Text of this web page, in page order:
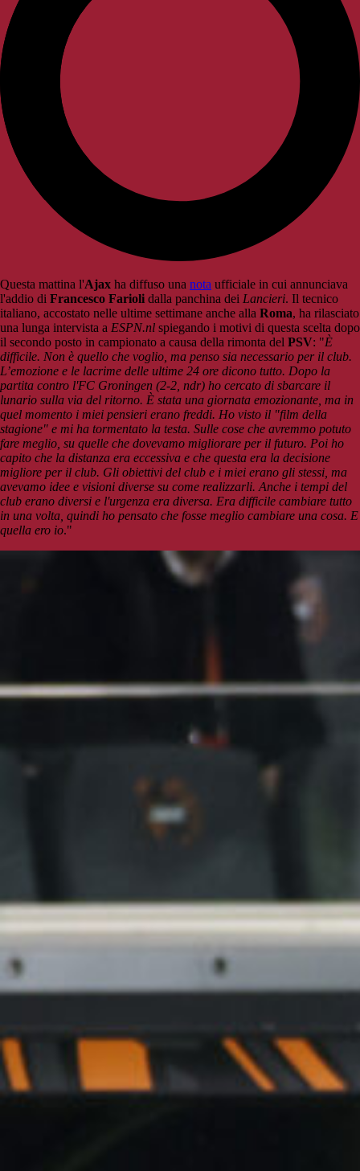
Questa mattina l'Ajax ha diffuso una nota ufficiale in cui annunciava
l'addio di Francesco Farioli dalla panchina dei Lancieri. Il tecnico
italiano, accostato nelle ultime settimane anche alla Roma, ha rilasciato
una lunga intervista a ESPN.nl spiegando i motivi di questa scelta dopo
il secondo posto in campionato a causa della rimonta del PSV: "È
difficile. Non è quello che voglio, ma penso sia necessario per il club.
L’emozione e le lacrime delle ultime 24 ore dicono tutto. Dopo la
partita contro l'FC Groningen (2-2, ndr) ho cercato di sbarcare il
lunario sulla via del ritorno. È stata una giornata emozionante, ma in
quel momento i miei pensieri erano freddi. Ho visto il "film della
stagione" e mi ha tormentato la testa. Sulle cose che avremmo potuto
fare meglio, su quelle che dovevamo migliorare per il futuro. Poi ho
capito che la distanza era eccessiva e che questa era la decisione
migliore per il club. Gli obiettivi del club e i miei erano gli stessi, ma
avevamo idee e visioni diverse su come realizzarli. Anche i tempi del
club erano diversi e l'urgenza era diversa. Era difficile cambiare tutto
in una volta, quindi ho pensato che fosse meglio cambiare una cosa. E
quella ero io."